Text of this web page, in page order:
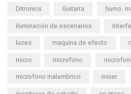
Ditronics Guitarra humo.
iluminación de escenarios
luces maquina de efecto
micro microfono
microfono inalambrico mixer